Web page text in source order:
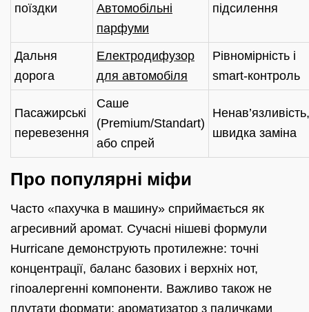
поїздки
Автомобільні
парфуми
підсилення
Дальня
дорога
Електродифузор
для автомобіля
Рівномірність і
smart‑контроль
Пасажирські
перевезення
Саше
(Premium/Standart)
або спрей
Ненав’язливість,
швидка заміна
Про популярні міфи
Часто «пахучка в машину» сприймається як
агресивний аромат. Сучасні нішеві формули
Hurricane демонструють протилежне: точні
концентрації, баланс базових і верхніх нот,
гіпоалергенні компоненти. Важливо також не
плутати формати: ароматизатор з паличками